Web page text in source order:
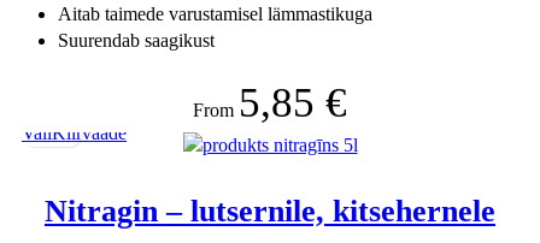
Aitab taimede varustamisel lämmastikuga
Suurendab saagikust
From 5,85 €
ValiKiirvaade
Nitragin – lutsernile, kitsehernele